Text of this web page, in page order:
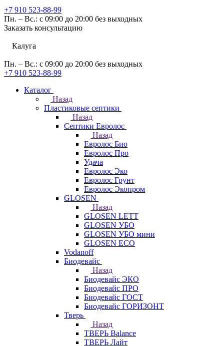
+7 910 523-88-99
Пн. – Вс.: с 09:00 до 20:00 без выходных
Заказать консультацию
Калуга
Пн. – Вс.: с 09:00 до 20:00 без выходных
+7 910 523-88-99
Каталог
Назад
Пластиковые септики
Назад
Септики Евролос
Назад
Евролос Био
Евролос Про
Удача
Евролос Эко
Евролос Грунт
Евролос Экопром
GLOSEN
Назад
GLOSEN LETT
GLOSEN УБО
GLOSEN УБО мини
GLOSEN ECO
Vodanoff
Биодевайс
Назад
Биодевайс ЭКО
Биодевайс ПРО
Биодевайс ГОСТ
Биодевайс ГОРИЗОНТ
Тверь
Назад
ТВЕРЬ Balance
ТВЕРЬ Лайт